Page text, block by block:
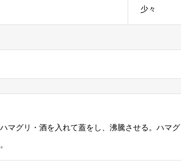
少々
マグリ・酒を入れて蓋をし、沸騰させる。ハマグ